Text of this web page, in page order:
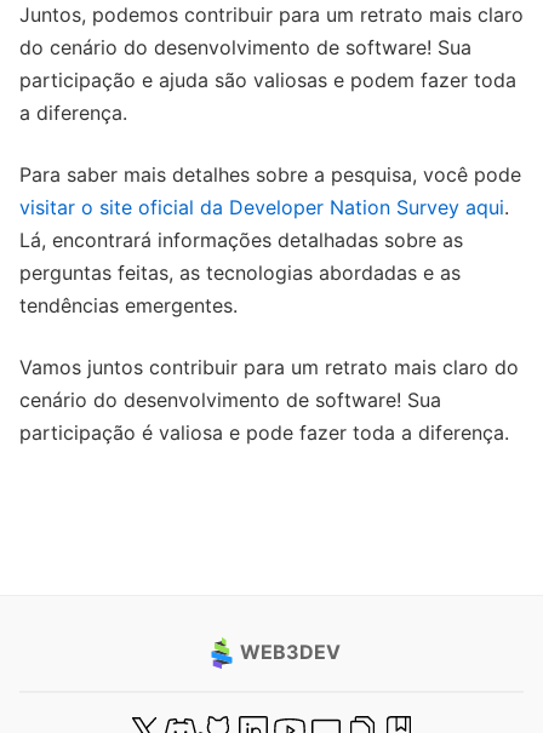
Juntos, podemos contribuir para um retrato mais claro
do cenário do desenvolvimento de software! Sua
participação e ajuda são valiosas e podem fazer toda
a diferença.
Para saber mais detalhes sobre a pesquisa, você pode
visitar o site oficial da Developer Nation Survey aqui.
Lá, encontrará informações detalhadas sobre as
perguntas feitas, as tecnologias abordadas e as
tendências emergentes.
Vamos juntos contribuir para um retrato mais claro do
cenário do desenvolvimento de software! Sua
participação é valiosa e pode fazer toda a diferença.
WEB3DEV